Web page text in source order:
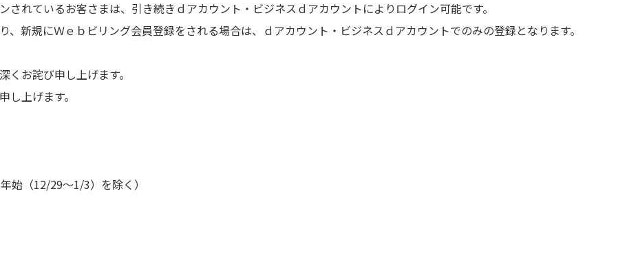
れているお客さまは、引き続きｄアカウント・ビジネスｄアカウントによりログイン可能です。
新規にＷｅｂビリング会員登録をされる場合は、ｄアカウント・ビジネスｄアカウントでのみの登録となります。
お詫び申し上げます。
上げます。
始（12/29～1/3）を除く）